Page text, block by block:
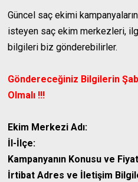
Güncel saç ekimi
isteyen saç ekim merkezleri,
bilgileri biz gönderebilirler.
Göndereceğiniz Bilgilerin
Olmalı !!!
Ekim Merkezi Adı:
İl-İlçe:
Kampanyanın Konusu ve
İrtibat Adres ve İletişim